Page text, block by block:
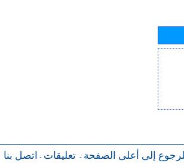
إلى أعلى الصفحة - تعليقات - اتصل بنا